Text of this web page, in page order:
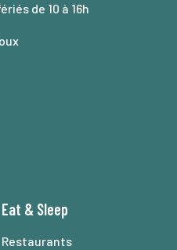
de 10 à 16h
Eat & Sleep
Restaurants